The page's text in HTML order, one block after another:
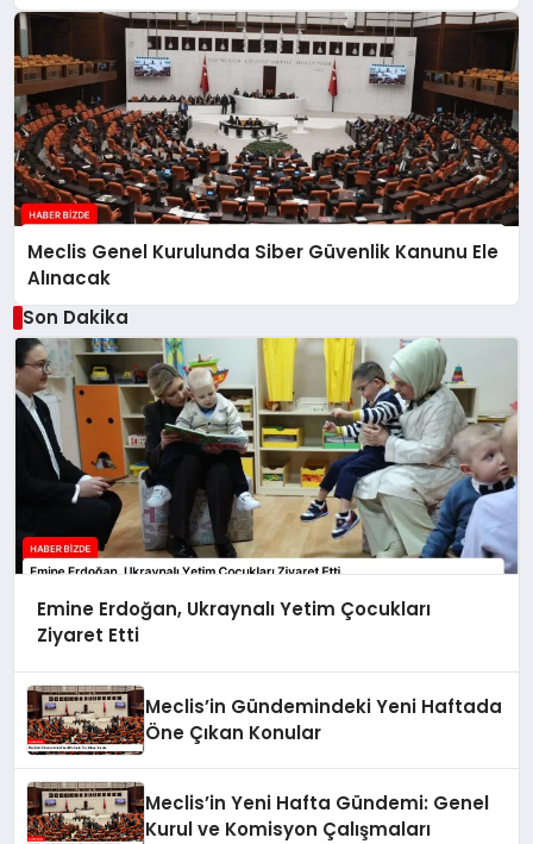
Meclis Genel Kurulunda Siber Güvenlik Kanunu Ele
Alınacak
Son Dakika
Emine Erdoğan, Ukraynalı Yetim Çocukları
Ziyaret Etti
Meclis’in Gündemindeki Yeni Haftada
Öne Çıkan Konular
Meclis’in Yeni Hafta Gündemi: Genel
Kurul ve Komisyon Çalışmaları